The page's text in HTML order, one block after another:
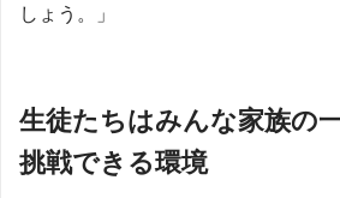
しょう。」
生徒たちはみんな家族の
挑戦できる環境